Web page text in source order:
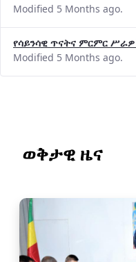
የሳይንሳዊ ጥናትና ምርምር
Modified 5 Months ago.